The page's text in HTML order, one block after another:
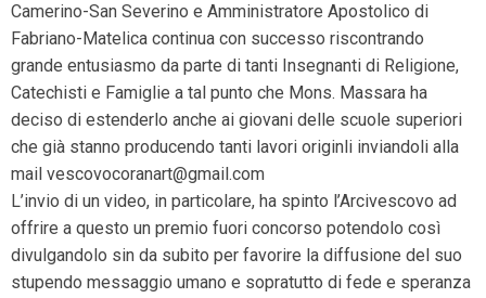
Camerino-San Severino e Amministratore Apostolico di
Fabriano-Matelica continua con successo riscontrando
grande entusiasmo da parte di tanti Insegnanti di Religione,
Catechisti e Famiglie a tal punto che Mons. Massara ha
deciso di estenderlo anche ai giovani delle scuole superiori
che già stanno producendo tanti lavori originli inviandoli alla
mail vescovocoranart@gmail.com
L’invio di un video, in particolare, ha spinto l’Arcivescovo ad
offrire a questo un premio fuori concorso potendolo così
divulgandolo sin da subito per favorire la diffusione del suo
stupendo messaggio umano e sopratutto di fede e speranza